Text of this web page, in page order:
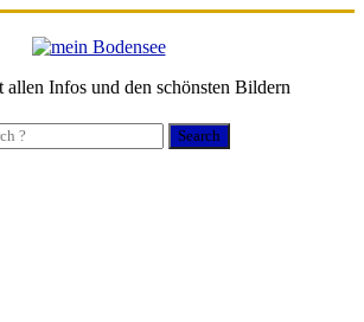
allen Infos und den schönsten Bildern